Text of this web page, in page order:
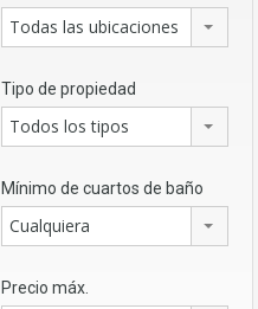
Todas las ubicaciones
Tipo de propiedad
Todos los tipos
Mínimo de cuartos de baño
Cualquiera
Precio máx.